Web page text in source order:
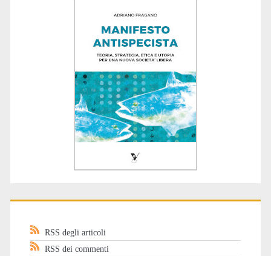
RSS degli articoli
RSS dei commenti